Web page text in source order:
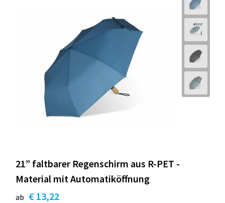
21” faltbarer Regenschirm aus R-PET -
Material mit Automatiköffnung
ab € 13,22